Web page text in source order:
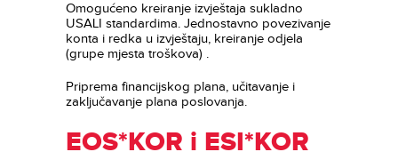
Omogućeno kreiranje izvještaja sukladno
USALI standardima. Jednostavno povezivanje
konta i redka u izvještaju, kreiranje odjela
(grupe mjesta troškova) .
Priprema financijskog plana, učitavanje i
zaključavanje plana poslovanja.
EOS*KOR i ESI*KOR